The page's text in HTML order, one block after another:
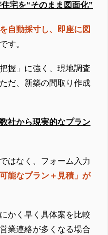
宅を“そのまま図面化”
自動採寸し、即座に図
す。
握」に強く、現地調査
だ、新築の間取り作成
社から現実的なプラン
はなく、フォーム入力
能なプラン＋見積」が
かく早く具体案を比較
業連絡が多くなる場合